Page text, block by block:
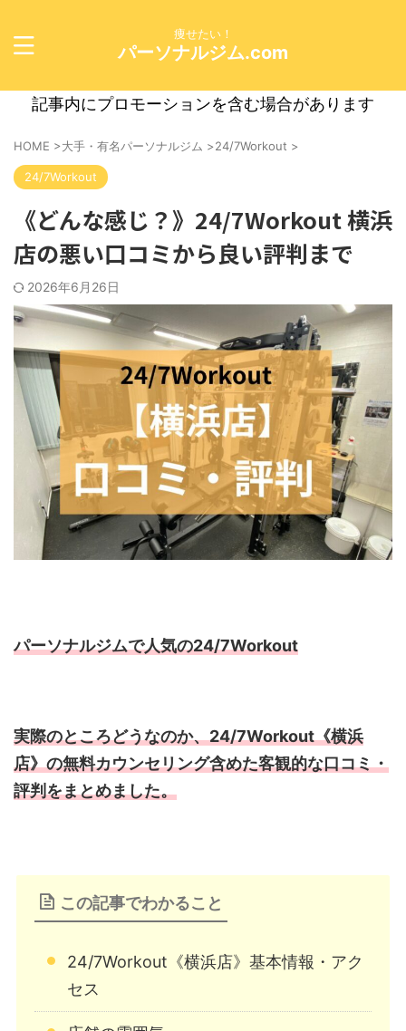
痩せたい！
パーソナルジム.com
記事内にプロモーションを含む場合があります
HOME >大手・有名パーソナルジム >24/7Workout >
24/7Workout
《どんな感じ？》24/7Workout 横浜
店の悪い口コミから良い評判まで
2026年6月26日
パーソナルジムで人気の24/7Workout
実際のところどうなのか、24/7Workout《横浜
店》の無料カウンセリング含めた客観的な口コミ・
評判をまとめました。
この記事でわかること
24/7Workout《横浜店》基本情報・アク
セス